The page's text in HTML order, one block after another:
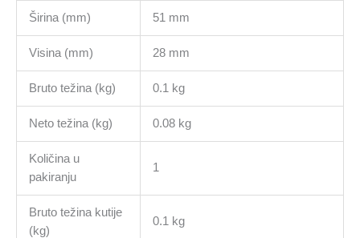
Širina (mm) 51 mm
Visina (mm) 28 mm
Bruto težina (kg) 0.1 kg
Neto težina (kg) 0.08 kg
Količina u
pakiranju
1
Bruto težina kutije
(kg)
0.1 kg